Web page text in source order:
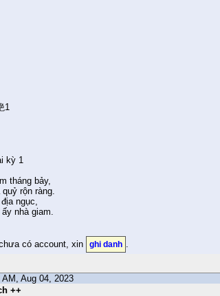
1
kỳ 1
tháng bảy,
rộn ràng.
ngục,
nhà giam.
có account, xin ghi danh
Aug 04, 2023
++